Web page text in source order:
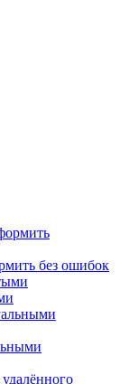
без ошибок